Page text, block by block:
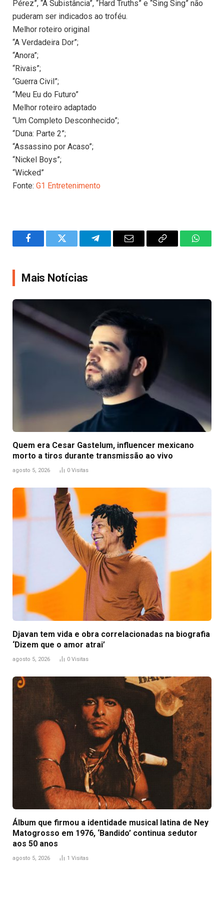
Pérez”, “A Subistância”, “Hard Truths” e “Sing Sing” não
puderam ser indicados ao troféu.
Melhor roteiro original
“A Verdadeira Dor”;
“Anora”;
“Rivais”;
“Guerra Civil”;
“Meu Eu do Futuro”
Melhor roteiro adaptado
“Um Completo Desconhecido”;
“Duna: Parte 2”;
“Assassino por Acaso”;
“Nickel Boys”;
“Wicked”
Fonte: G1 Entretenimento
FacebookTwitter TelegramEmail
Copy
Mais Notícias
Quem era Cesar Gastelum, influencer mexicano
morto a tiros durante transmissão ao vivo
agosto 5, 2026 0 Visitas
Djavan tem vida e obra correlacionadas na biografia
‘Dizem que o amor atrai’
agosto 5, 2026 0 Visitas
Álbum que firmou a identidade musical latina de Ney
Matogrosso em 1976, ‘Bandido’ continua sedutor
aos 50 anos
agosto 5, 2026 1 Visitas